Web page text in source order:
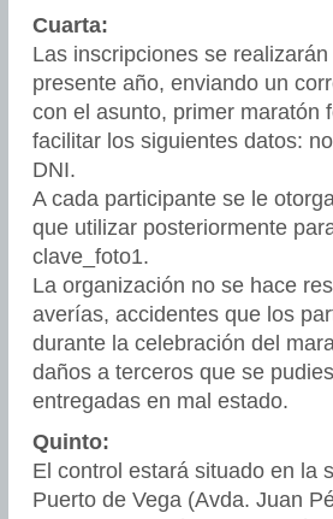
Cuarta:
Las inscripciones se
presente año, enviando un
con el asunto, primer maratón
facilitar los siguientes datos:
DNI.
A cada participante se le
que utilizar posteriormente
clave_foto1.
La organización no se hace
averías, accidentes que los
durante la celebración del
daños a terceros que se
entregadas en mal estado.
Quinto:
El control estará situado en la
Puerto de Vega (Avda. Juan